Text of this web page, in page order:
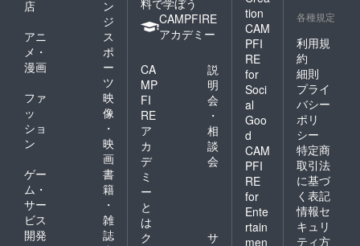
店
ン
ジ
アニ
メ・
漫画
ス
ポ
ー
ツ
ファ
ッ
ショ
ン
映
像
・
映
画
ゲー
ム・
サー
ビス
開発
書
籍
・
雑
誌
料で学ぼう
CAMPFIRE
アカデミー
CA
MP
FI
RE
ア
カ
デ
ミ
ー
と
は
説
明
会
・
相
談
会
ク
サ
tion
CAM
PFI
RE
for
Soci
al
Goo
d
CAM
PFI
RE
for
Ente
rtain
men
各種規定
利用規
約
細則
プライ
バシー
ポリ
シー
特定商
取引法
に基づ
く表記
情報セ
キュリ
ティ方